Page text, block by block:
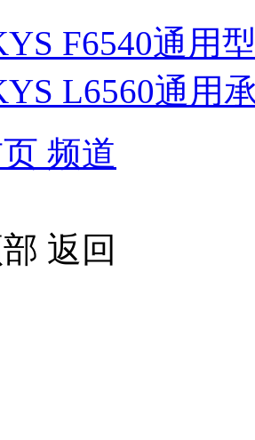
F6540通用
L6560通用
频道
返回